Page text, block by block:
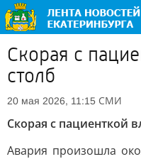
Скорая с
столб
20 мая 2026, 11:15 СМИ
Скорая с пациенткой
Авария произошла